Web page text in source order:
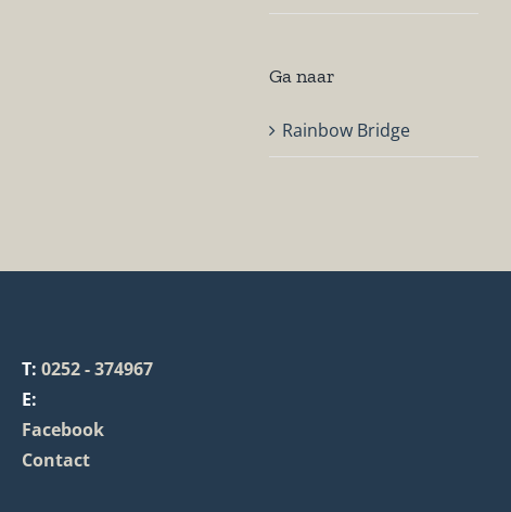
Ga naar
Rainbow Bridge
T:0252 - 374967
E:
Facebook
Contact